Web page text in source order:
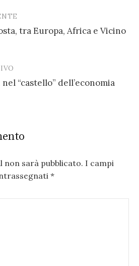
tra Europa, Africa e Vicino
“castello” dell’economia
non sarà pubblicato. I campi
*